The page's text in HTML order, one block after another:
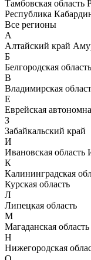
Тамбовская область
Республика
Все регионы
А
Алтайский край
Б
Белгородская область
В
Владимирская
Е
Еврейская
З
Забайкальский край
И
Ивановская область
К
Калининградская
Курская область
Л
Липецкая область
М
Магаданская область
Н
Нижегородская